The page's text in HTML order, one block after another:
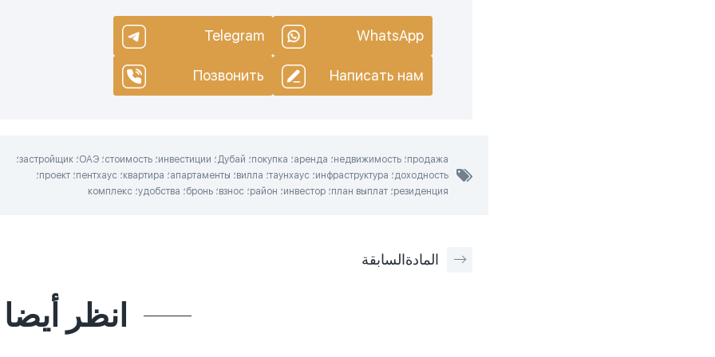
WhatsApp
Telegram
Написать нам
Позвонить
продажа؛ недвижимость؛ аренда؛ покупка؛ Дубай؛ инвестиции؛ стоимость؛ ОАЭ؛ застройщик؛
доходность؛ инфраструктура؛ таунхаус؛ вилла؛ апартаменты؛ квартира؛ пентхаус؛ проект؛
резиденция؛ план выплат؛ инвестор؛ район؛ взнос؛ бронь؛ удобства؛ комплекс
المادةالسابقة
انظر أيضا